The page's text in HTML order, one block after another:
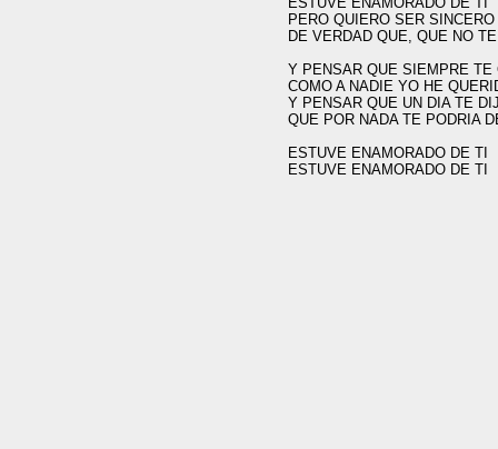
PERO QUIERO SER SINCERO
DE VERDAD QUE, QUE NO
Y PENSAR QUE SIEMPRE TE
COMO A NADIE YO HE
Y PENSAR QUE UN DIA TE
QUE POR NADA TE PODRIA
ESTUVE ENAMORADO DE TI